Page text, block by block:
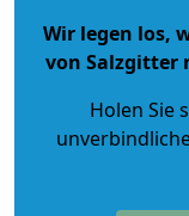
Wir legen los,
von Salzgitter
Holen Sie